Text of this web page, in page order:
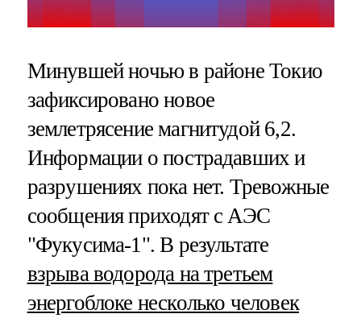
Минувшей ночью в районе Токио
зафиксировано новое
землетрясение магнитудой 6,2.
Информации о пострадавших и
разрушениях пока нет. Тревожные
сообщения приходят с АЭС
"Фукусима-1". В результате
взрыва водорода на третьем
энергоблоке несколько человек